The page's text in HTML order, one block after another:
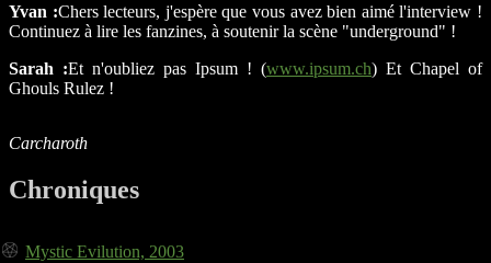
Yvan :Chers lecteurs, j'espère que vous avez bien aimé l'interview !
Continuez à lire les fanzines, à soutenir la scène "underground" !
Sarah :Et n'oubliez pas Ipsum ! (www.ipsum.ch) Et Chapel of
Ghouls Rulez !
Carcharoth
Chroniques
Mystic Evilution, 2003